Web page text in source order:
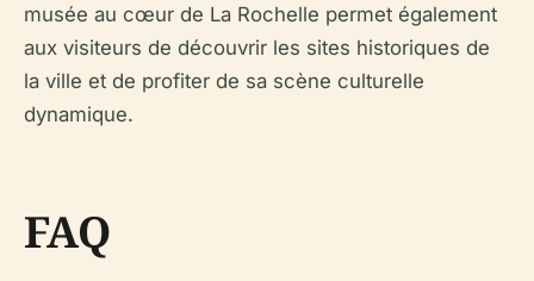
musée au cœur de La Rochelle permet également
aux visiteurs de découvrir les sites historiques de
la ville et de profiter de sa scène culturelle
dynamique.
FAQ